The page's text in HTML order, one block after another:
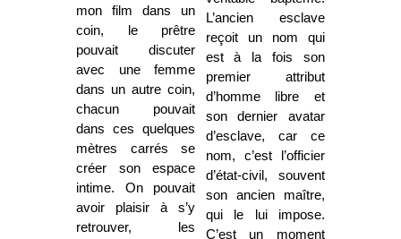
mon film dans un
coin, le prêtre
pouvait discuter
avec une femme
dans un autre coin,
chacun pouvait
dans ces quelques
mètres carrés se
créer son espace
intime. On pouvait
avoir plaisir à s’y
retrouver, les
L’ancien esclave
reçoit un nom qui
est à la fois son
premier attribut
d’homme libre et
son dernier avatar
d’esclave, car ce
nom, c’est l’officier
d’état-civil, souvent
son ancien maître,
qui le lui impose.
C’est un moment